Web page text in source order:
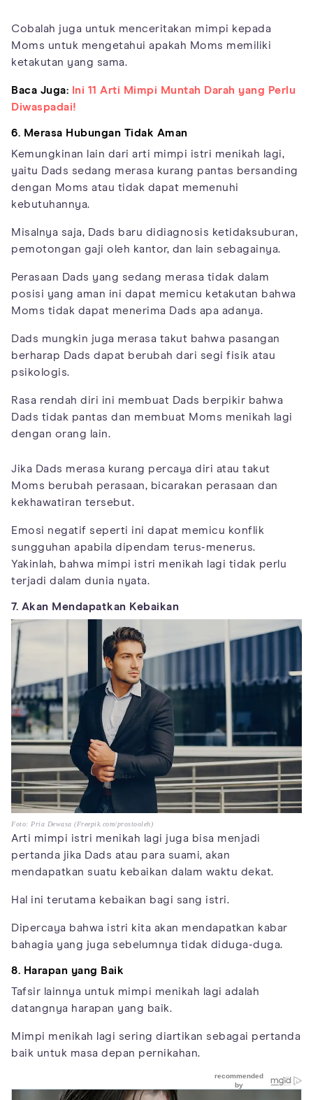
Cobalah juga untuk menceritakan mimpi kepada
Moms untuk mengetahui apakah Moms memiliki
ketakutan yang sama.
Baca Juga: Ini 11 Arti Mimpi Muntah Darah yang Perlu
Diwaspadai!
6. Merasa Hubungan Tidak Aman
Kemungkinan lain dari arti mimpi istri menikah lagi,
yaitu Dads sedang merasa kurang pantas bersanding
dengan Moms atau tidak dapat memenuhi
kebutuhannya.
Misalnya saja, Dads baru didiagnosis ketidaksuburan,
pemotongan gaji oleh kantor, dan lain sebagainya.
Perasaan Dads yang sedang merasa tidak dalam
posisi yang aman ini dapat memicu ketakutan bahwa
Moms tidak dapat menerima Dads apa adanya.
Dads mungkin juga merasa takut bahwa pasangan
berharap Dads dapat berubah dari segi fisik atau
psikologis.
Rasa rendah diri ini membuat Dads berpikir bahwa
Dads tidak pantas dan membuat Moms menikah lagi
dengan orang lain.
Jika Dads merasa kurang percaya diri atau takut
Moms berubah perasaan, bicarakan perasaan dan
kekhawatiran tersebut.
Emosi negatif seperti ini dapat memicu konflik
sungguhan apabila dipendam terus-menerus.
Yakinlah, bahwa mimpi istri menikah lagi tidak perlu
terjadi dalam dunia nyata.
7. Akan Mendapatkan Kebaikan
Foto: Pria Dewasa (Freepik.com/prostooleh)
Arti mimpi istri menikah lagi juga bisa menjadi
pertanda jika Dads atau para suami, akan
mendapatkan suatu kebaikan dalam waktu dekat.
Hal ini terutama kebaikan bagi sang istri.
Dipercaya bahwa istri kita akan mendapatkan kabar
bahagia yang juga sebelumnya tidak diduga-duga.
8. Harapan yang Baik
Tafsir lainnya untuk mimpi menikah lagi adalah
datangnya harapan yang baik.
Mimpi menikah lagi sering diartikan sebagai pertanda
baik untuk masa depan pernikahan.